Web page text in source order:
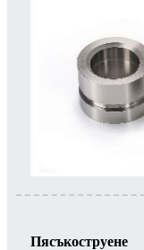
Пясъкоструене